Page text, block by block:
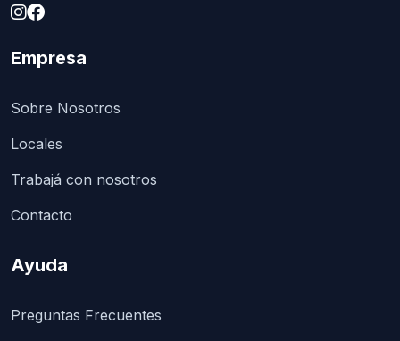
Empresa
Sobre Nosotros
Locales
Trabajá con nosotros
Contacto
Ayuda
Preguntas Frecuentes